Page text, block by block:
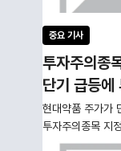
중요 기사
투자주의종
단기 급등에
현대약품 주가가
투자주의종목 지
험 신호가 켜진